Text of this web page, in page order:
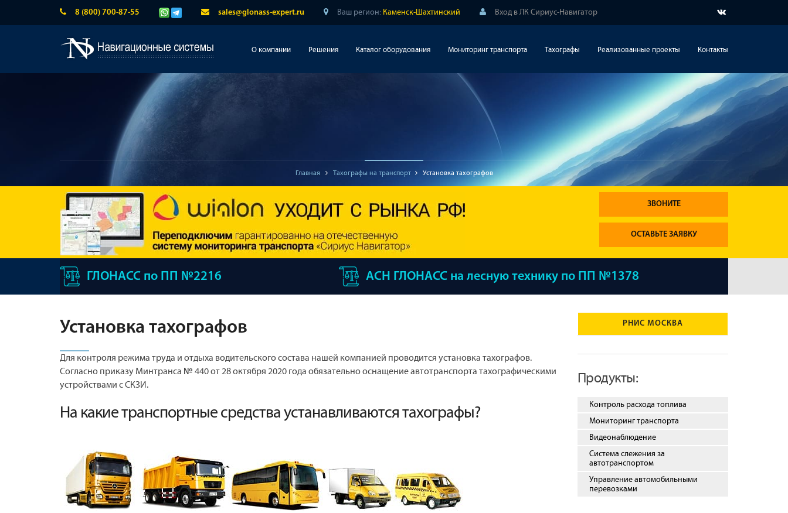
8 (800) 700-87-55 sales@glonass-expert.ru Ваш регион: Каменск-Шахтинский Вход в ЛК Сириус-Навигатор
О компании Решения Каталог оборудования Мониторинг транспорта Тахографы Реализованные проекты Контакты
Главная Тахографы на транспорт Установка тахографов
ЗВОНИТЕ
ОСТАВЬТЕ ЗАЯВКУ
ГЛОНАСС по ПП №2216 АСН ГЛОНАСС на лесную технику по ПП №1378
Установка тахографов
Для контроля режима труда и отдыха водительского состава нашей компанией проводится установка тахографов.
Согласно приказу Минтранса № 440 от 28 октября 2020 года обязательно оснащение автотранспорта тахографическими
устройствами с СКЗИ.
На какие транспортные средства устанавливаются тахографы?
РНИС МОСКВА
Продукты:
Контроль расхода топлива
Мониторинг транспорта
Видеонаблюдение
Система слежения за
автотранспортом
Управление автомобильными
перевозками